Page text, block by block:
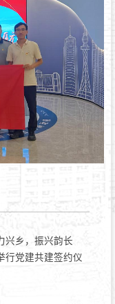
兴乡，振兴韵长
行党建共建签约仪